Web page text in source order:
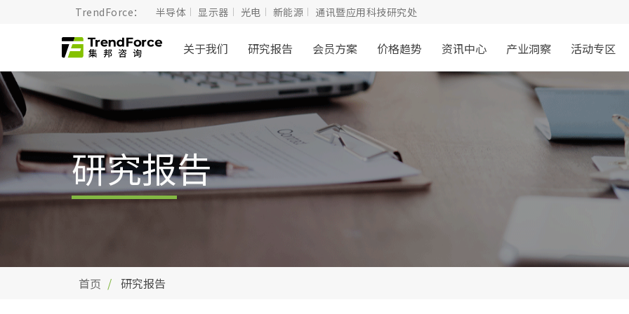
TrendForce： 半导体 显示器 光电 新能源 通讯暨应用科技研究处
关于我们 研究报告 会员方案 价格趋势 资讯中心 产业洞察 活动专区
研究报告
首页 研究报告